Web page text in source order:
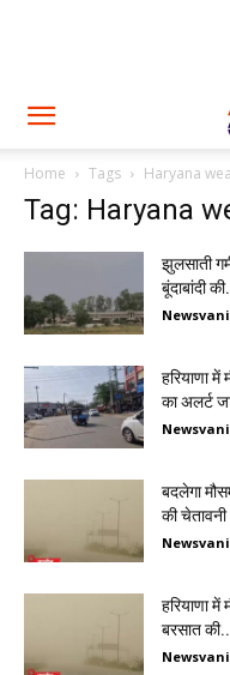
Home Tags Haryana
Tag: Haryana
झुलसाती
बूंदाबांदी
हरियाणा
का अलर्ट
बदलेगा
की चेतावनी
हरियाणा
बरसात